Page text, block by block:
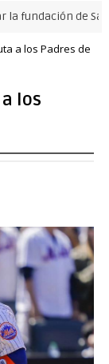
de Santo
a los Padres de
los